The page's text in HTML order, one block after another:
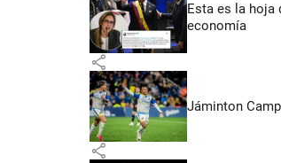
Esta es la hoja
economía
share
Jáminton
share